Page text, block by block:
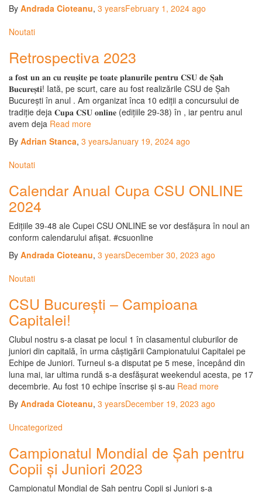
By Andrada Cioteanu, 3 yearsFebruary 1, 2024 ago
Noutati
Retrospectiva 2023
𝐚 𝐟𝐨𝐬𝐭 𝐮𝐧 𝐚𝐧 𝐜𝐮 𝐫𝐞𝐮𝐬̦𝐢𝐭𝐞 𝐩𝐞 𝐭𝐨𝐚𝐭𝐞 𝐩𝐥𝐚𝐧𝐮𝐫𝐢𝐥𝐞 𝐩𝐞𝐧𝐭𝐫𝐮 𝐂𝐒𝐔 𝐝𝐞 𝐒̦𝐚𝐡
𝐁𝐮𝐜𝐮𝐫𝐞𝐬̦𝐭𝐢! Iată, pe scurt, care au fost realizările CSU de Șah
București în anul . Am organizat înca 10 ediții a concursului de
tradiție deja 𝐂𝐮𝐩𝐚 𝐂𝐒𝐔 𝐨𝐧𝐥𝐢𝐧𝐞 (edițiile 29-38) în , iar pentru anul
avem deja Read more
By Adrian Stanca, 3 yearsJanuary 19, 2024 ago
Noutati
Calendar Anual Cupa CSU ONLINE
2024
Edițiile 39-48 ale Cupei CSU ONLINE se vor desfășura în noul an
conform calendarului afișat. #csuonline
By Andrada Cioteanu, 3 yearsDecember 30, 2023 ago
Noutati
CSU București – Campioana
Capitalei!
Clubul nostru s-a clasat pe locul 1 în clasamentul cluburilor de
juniori din capitală, în urma câștigării Campionatului Capitalei pe
Echipe de Juniori. Turneul s-a disputat pe 5 mese, începând din
luna mai, iar ultima rundă s-a desfășurat weekendul acesta, pe 17
decembrie. Au fost 10 echipe înscrise și s-au Read more
By Andrada Cioteanu, 3 yearsDecember 19, 2023 ago
Uncategorized
Campionatul Mondial de Șah pentru
Copii și Juniori 2023
Campionatul Mondial de Șah pentru Copii și Juniori s-a